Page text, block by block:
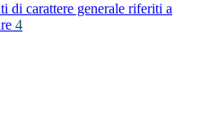
di carattere generale riferiti a
4